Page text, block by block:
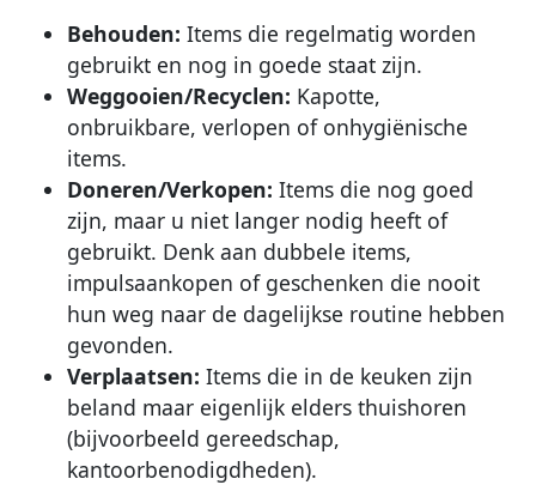
Behouden: Items die regelmatig worden
gebruikt en nog in goede staat zijn.
Weggooien/Recyclen: Kapotte,
onbruikbare, verlopen of onhygiënische
items.
Doneren/Verkopen: Items die nog goed
zijn, maar u niet langer nodig heeft of
gebruikt. Denk aan dubbele items,
impulsaankopen of geschenken die nooit
hun weg naar de dagelijkse routine hebben
gevonden.
Verplaatsen: Items die in de keuken zijn
beland maar eigenlijk elders thuishoren
(bijvoorbeeld gereedschap,
kantoorbenodigdheden).